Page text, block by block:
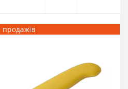
продажів